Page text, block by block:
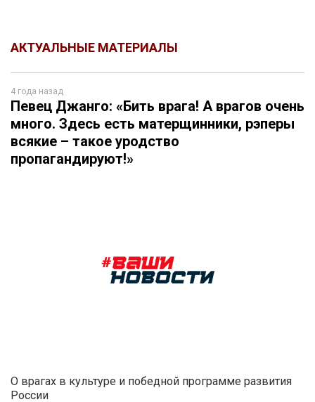
АКТУАЛЬНЫЕ МАТЕРИАЛЫ
4 года назад
Певец Джанго: «Бить врага! А врагов очень
много. Здесь есть матерщинники, рэперы
всякие – такое уродство
пропагандируют!»
О врагах в культуре и победной программе развития
России